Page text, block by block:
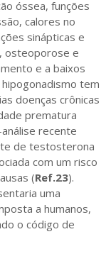
óssea, funções
calores no
sinápticas e
osteoporose e
e a baixos
tem
doenças crônicas
prematura
recente
de testosterona
com um risco
(Ref.23).
uma
a humanos,
o código de